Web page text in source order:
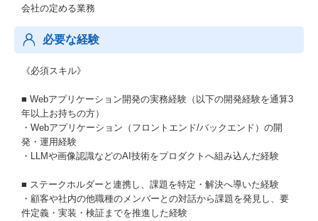
会社の定める業務
必要な経験
《必須スキル》
■ Webアプリケーション開発の実務経験（以下の開発経験を通算3
年以上お持ちの方）
・Webアプリケーション（フロントエンド/バックエンド）の開
発・運用経験
・LLMや画像認識などのAI技術をプロダクトへ組み込んだ経験
■ ステークホルダーと連携し、課題を特定・解決へ導いた経験
・顧客や社内の他職種のメンバーとの対話から課題を発見し、要
件定義・実装・検証までを推進した経験